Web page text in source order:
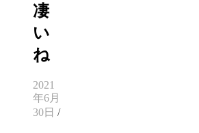
凄
い
ね
2021
年6月
30日 /